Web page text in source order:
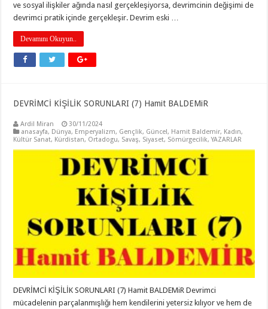
ve sosyal ilişkiler ağında nasıl gerçekleşiyorsa, devrimcinin değişimi de
devrimci pratik içinde gerçekleşir. Devrim eski …
Devamını Okuyun..
DEVRİMCİ KİŞİLİK SORUNLARI (7) Hamit BALDEMiR
Ardil Miran
30/11/2024
anasayfa, Dünya, Emperyalizm, Gençlik, Güncel, Hamit Baldemir, Kadın,
Kültür Sanat, Kürdistan, Ortadogu, Savaş, Siyaset, Sömürgecilik,YAZARLAR
DEVRİMCİ KİŞİLİK SORUNLARI (7) Hamit BALDEMiR Devrimci
mücadelenin parçalanmışlığı hem kendilerini yetersiz kılıyor ve hem de